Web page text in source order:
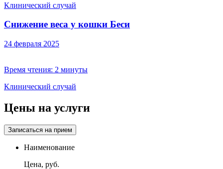
Клинический случай
Снижение веса у кошки Беси
24 февраля 2025
Время чтения: 2 минуты
Клинический случай
Цены на услуги
Записаться на прием
Наименование
Цена, руб.